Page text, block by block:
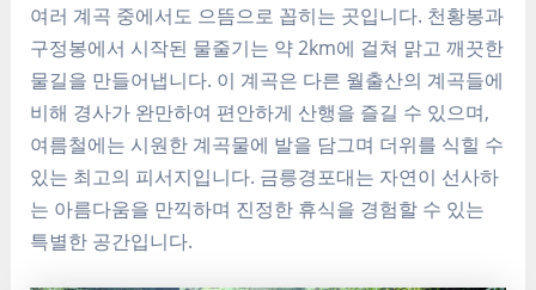
여러 계곡 중에서도 으뜸으로 꼽히는 곳입니다. 천황봉과
구정봉에서 시작된 물줄기는 약 2km에 걸쳐 맑고 깨끗한
물길을 만들어냅니다. 이 계곡은 다른 월출산의 계곡들에
비해 경사가 완만하여 편안하게 산행을 즐길 수 있으며,
여름철에는 시원한 계곡물에 발을 담그며 더위를 식힐 수
있는 최고의 피서지입니다. 금릉경포대는 자연이 선사하
는 아름다움을 만끽하며 진정한 휴식을 경험할 수 있는
특별한 공간입니다.